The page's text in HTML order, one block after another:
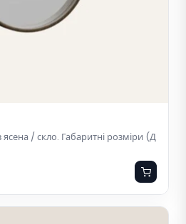
/ скло. Габаритні розміри (Д